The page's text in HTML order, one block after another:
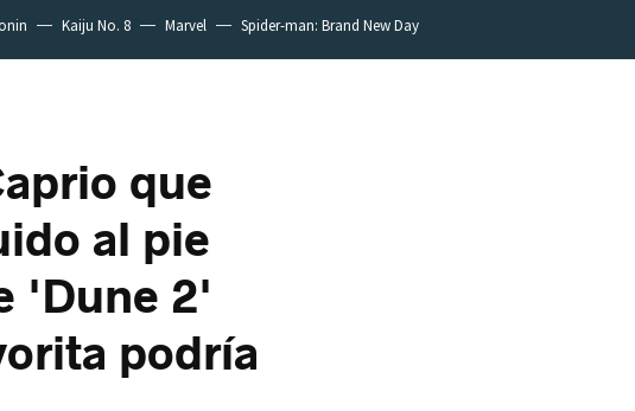
Kaiju No. 8 Marvel Spider-man: Brand New Day
que
al pie
'Dune 2'
podría